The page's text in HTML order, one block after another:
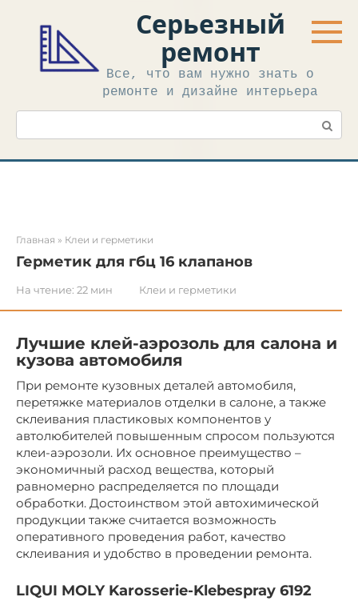
контенту
Серьезный
ремонт
Все, что вам нужно знать о
ремонте и дизайне интерьера
Поиск:
Главная » Клеи и герметики
Герметик для гбц 16 клапанов
На чтение: 22 мин Клеи и герметики
Лучшие клей-аэрозоль для салона и
кузова автомобиля
При ремонте кузовных деталей автомобиля,
перетяжке материалов отделки в салоне, а также
склеивания пластиковых компонентов у
автолюбителей повышенным спросом пользуются
клеи-аэрозоли. Их основное преимущество –
экономичный расход вещества, который
равномерно распределяется по площади
обработки. Достоинством этой автохимической
продукции также считается возможность
оперативного проведения работ, качество
склеивания и удобство в проведении ремонта.
LIQUI MOLY Karosserie-Klebespray 6192